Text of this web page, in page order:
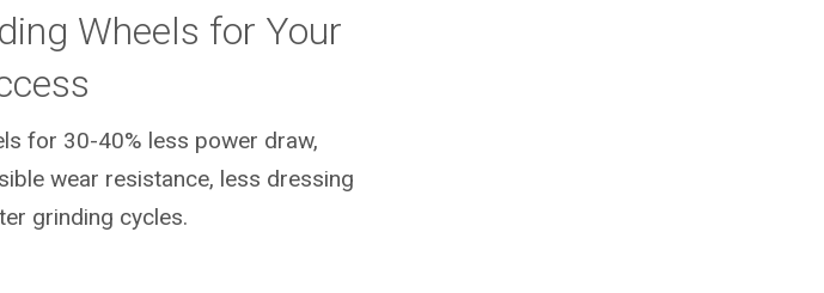
Wheels for Your
for 30-40% less power draw,
wear resistance, less dressing
grinding cycles.